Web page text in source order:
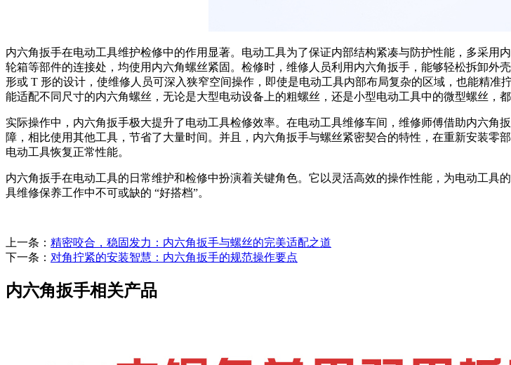
内六角扳手在电动工具维护检修中的作用显著。电动工具为了保证内部结构紧凑与防护性能，多采
轮箱等部件的连接处，均使用内六角螺丝紧固。检修时，维修人员利用内六角扳手，能够轻松拆卸
形或 T 形的设计，使维修人员可深入狭窄空间操作，即使是电动工具内部布局复杂的区域，也能精
能适配不同尺寸的内六角螺丝，无论是大型电动设备上的粗螺丝，还是小型电动工具中的微型螺丝，都
实际操作中，内六角扳手极大提升了电动工具检修效率。在电动工具维修车间，维修师傅借助内六
障，相比使用其他工具，节省了大量时间。并且，内六角扳手与螺丝紧密契合的特性，在重新安装
电动工具恢复正常性能。
内六角扳手在电动工具的日常维护和检修中扮演着关键角色。它以灵活高效的操作性能，为电动工
具维修保养工作中不可或缺的 “好搭档”。
上一条： 精密咬合，稳固发力：内六角扳手与螺丝的完美适配之道
下一条： 对角拧紧的安装智慧：内六角扳手的规范操作要点
内六角扳手相关产品